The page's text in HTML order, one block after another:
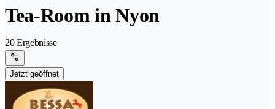
Tea-Room in Nyon
20 Ergebnisse
Jetzt geöffnet